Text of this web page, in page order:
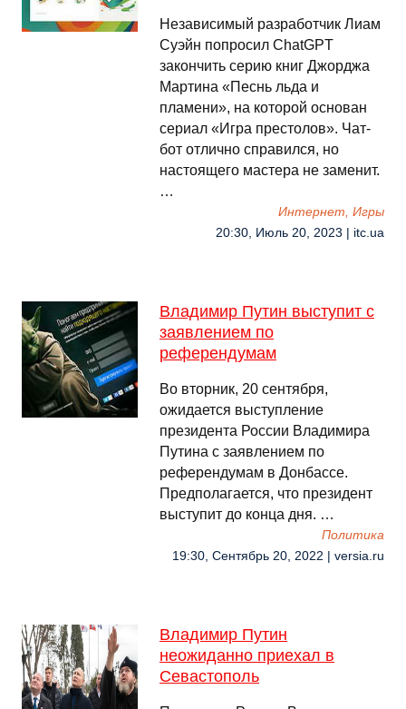
Независимый разработчик Лиам
Суэйн попросил ChatGPT
закончить серию книг Джорджа
Мартина «Песнь льда и
пламени», на которой основан
сериал «Игра престолов». Чат-
бот отлично справился, но
настоящего мастера не заменит.
…
Интернет, Игры
20:30, Июль 20, 2023 | itc.ua
Владимир Путин выступит с
заявлением по
референдумам
Во вторник, 20 сентября,
ожидается выступление
президента России Владимира
Путина с заявлением по
референдумам в Донбассе.
Предполагается, что президент
выступит до конца дня. …
Политика
19:30, Сентябрь 20, 2022 | versia.ru
Владимир Путин
неожиданно приехал в
Севастополь